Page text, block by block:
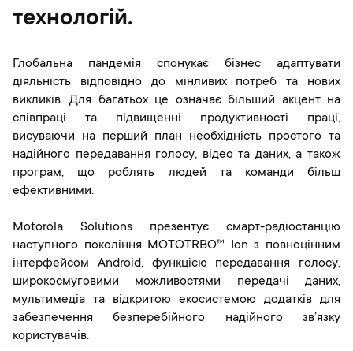
технологій.
Глобальна пандемія спонукає бізнес адаптувати
діяльність відповідно до мінливих потреб та нових
викликів. Для багатьох це означає більший акцент на
співпраці та підвищенні продуктивності праці,
висуваючи на перший план необхідність простого та
надійного передавання голосу, відео та даних, а також
програм, що роблять людей та команди більш
ефективними.
Motorola Solutions презентує смарт-радіостанцію
наступного покоління MOTOTRBO™ Ion з повноцінним
інтерфейсом Android, функцією передавання голосу,
широкосмуговими можливостями передачі даних,
мультимедіа та відкритою екосистемою додатків для
забезпечення безперебійного надійного зв’язку
користувачів.